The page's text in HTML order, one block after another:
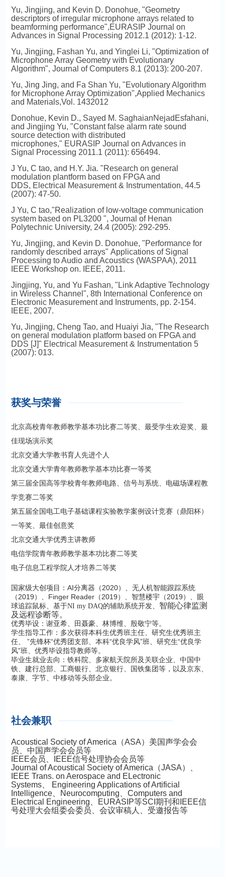
Yu, Jingjing, and Kevin D. Donohue, "Geometry
descriptors of irregular microphone arrays related to
beamforming performance",EURASIP Journal on
Advances in Signal Processing 2012.1 (2012): 1-12.
Yu, Jingjing, Fashan Yu, and Yinglei Li, "Optimization of
Microphone Array Geometry with Evolutionary
Algorithm", Journal of Computers 8.1 (2013): 200-207.
Yu, Jing Jing, and Fa Shan Yu, "Evolutionary Algorithm
for Microphone Array Optimization",Applied Mechanics
and Materials,Vol. 1432012
Donohue, Kevin D., Sayed M. SaghaianNejadEsfahani,
and Jingjing Yu, "Constant false alarm rate sound
source detection with distributed
microphones," EURASIP Journal on Advances in
Signal Processing 2011.1 (2011): 656494.
J Yu, C tao, and H.Y. Jia. "Research on general
modulation plantform based on FPGA and
DDS, Electrical Measurement & Instrumentation, 44.5
(2007): 47-50.
J Yu, C tao,"Realization of low-voltage communication
system based on PL3200 ", Journal of Henan
Polytechnic University, 24.4 (2005): 292-295.
Yu, Jingjing, and Kevin D. Donohue, "Performance for
randomly described arrays" Applications of Signal
Processing to Audio and Acoustics (WASPAA), 2011
IEEE Workshop on. IEEE, 2011.
Jingjing, Yu, and Yu Fashan, "Link Adaptive Technology
in Wireless Channel", 8th International Conference on
Electronic Measurement and Instruments, pp. 2-154.
IEEE, 2007.
Yu, Jingjing, Cheng Tao, and Huaiyi Jia, "The Research
on general modulation platform based on FPGA and
DDS [J]" Electrical Measurement & Instrumentation 5
(2007): 013.
获奖与荣誉
北京高校青年教师教学基本功比赛二等奖、最受学生欢迎奖、最
佳现场演示奖
北京交通大学教书育人先进个人
北京交通大学青年教师教学基本功比赛一等奖
第三届全国高等学校青年教师电路、信号与系统、电磁场课程教
学竞赛二等奖
第五届全国电工电子基础课程实验教学案例设计竞赛（鼎阳杯）
一等奖、最佳创意奖
北京交通大学优秀主讲教师
电信学院青年教师教学基本功比赛二等奖
电子信息工程学院人才培养二等奖
国家级大创项目：AI分离器（2020）、无人机智能跟踪系统
（2019）、Finger Reader（2019）、智慧楼宇（2019）、眼
球追踪鼠标、 基于NI my DAQ的辅助系统开发、 智能心律监测
及远程诊断等。
优秀毕设：谢亚希、田聂豪、林博维、殷敬宁等。
学生指导工作：多次获得本科生优秀班主任、研究生优秀班主
任、
”先锋杯“优秀团支部、本科“优良学风”班、研究生“优良学
风”班、优秀毕设指导教师等。
毕业生就业去向：铁科院、多家航天院所及关联企业、中国中
铁、建行总部、工商银行、北京银行、国铁集团等，以及京东、
泰康、字节、中移动等头部企业。
社会兼职
Acoustical Society of America（ASA）美国声学会会
员、中国声学会会员等
IEEE会员、IEEE信号处理协会会员等
Journal ofAcoustical Society of America （JASA）、
IEEE Trans. on Aerospace and ELectronic
Systems、
Engineering Applications of Artificial
Intelligence、Neurocomputing、Computers and
Electrical Engineering、EURASIP等SCI期刊和IEEE信
号处理大会组委会委员、 会议审稿人、 受邀报告等